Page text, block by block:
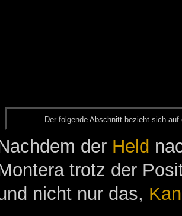
Der fol­gen­de Ab­schnitt be­zieht sich
der Held
trotz der
nicht nur das, Kan